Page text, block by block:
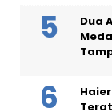
Dua